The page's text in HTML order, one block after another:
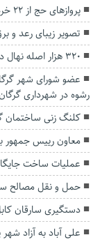
پرواز‌های حج از ۲۲ خرداد آغاز می شود.
تصویر زیبای رعد‌ و
۳۲۰ هزار اصله نهال در مراتع گنبدکاووس کاشته شد
عضو شورای شهر
رشوه در شهرداری
کلنگ زنی ساختمان
معاون رییس جمهور
عملیات ساخت
حمل و نقل مصالح
دستگیری سارقان
علی آباد به آزاد